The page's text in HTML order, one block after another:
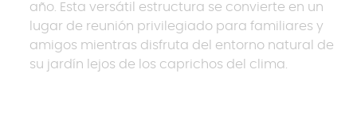
año. Esta versátil estructura se convierte en un
lugar de reunión privilegiado para familiares y
amigos mientras disfruta del entorno natural de
su jardín lejos de los caprichos del clima.